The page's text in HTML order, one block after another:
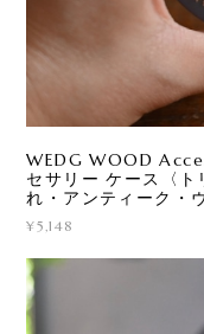
WEDG WOOD
セサリー ケース〈ト
れ・アンティーク・
¥5,148